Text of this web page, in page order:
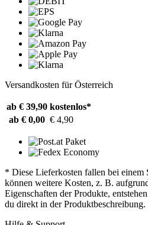
Versandkosten für Österreich
ab € 39,90 kostenlos*
ab € 0,00 € 4,90
* Diese Lieferkosten fallen bei einem
können weitere Kosten, z. B.
Eigenschaften der Produkte,
du direkt in der Produktbeschreibung.